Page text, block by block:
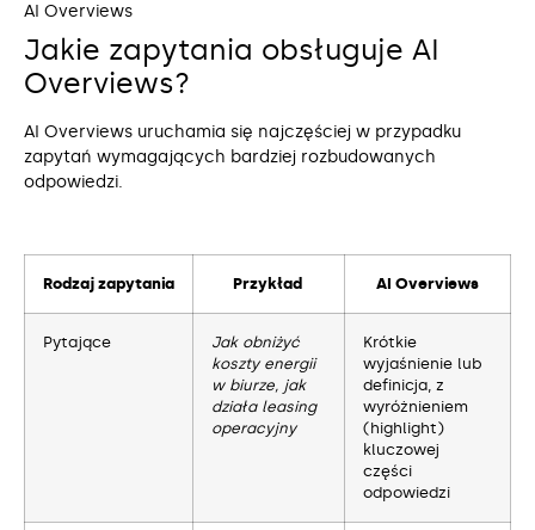
AI Overviews
Jakie zapytania obsługuje AI
Overviews?
AI Overviews uruchamia się najczęściej w przypadku
zapytań wymagających bardziej rozbudowanych
odpowiedzi.
Rodzaj zapytania Przykład AI Overviews
Pytające
Jak obniżyć
koszty energii
w biurze, jak
działa leasing
operacyjny
Krótkie
wyjaśnienie lub
definicja, z
wyróżnieniem
(highlight)
kluczowej
części
odpowiedzi